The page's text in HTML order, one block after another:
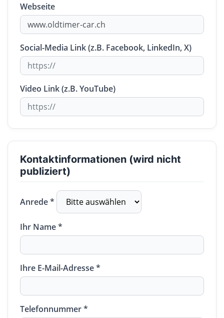
Webseite
Social-Media Link (z.B. Facebook, LinkedIn, X)
Video Link (z.B. YouTube)
Kontaktinformationen (wird nicht
publiziert)
Anrede *
Ihr Name *
Ihre E-Mail-Adresse *
Telefonnummer *